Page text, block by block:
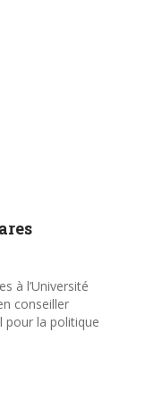
à l’Université
conseiller
pour la politique